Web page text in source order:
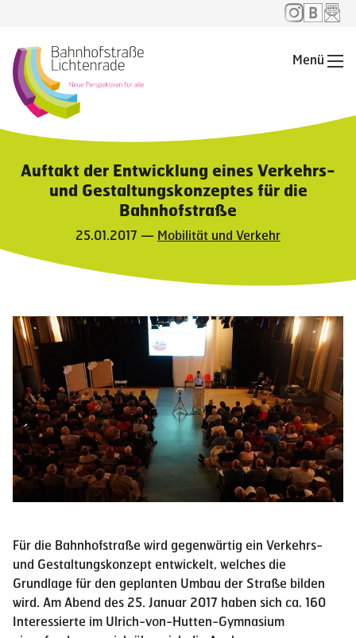
Menü
Auftakt der Entwicklung eines Verkehrs-
und Gestaltungskonzeptes für die
Bahnhofstraße
25.01.2017 — Mobilität und Verkehr
Für die Bahnhofstraße wird gegenwärtig ein Verkehrs-
und Gestaltungskonzept entwickelt, welches die
Grundlage für den geplanten Umbau der Straße bilden
wird. Am Abend des 25. Januar 2017 haben sich ca. 160
Interessierte im Ulrich-von-Hutten-Gymnasium